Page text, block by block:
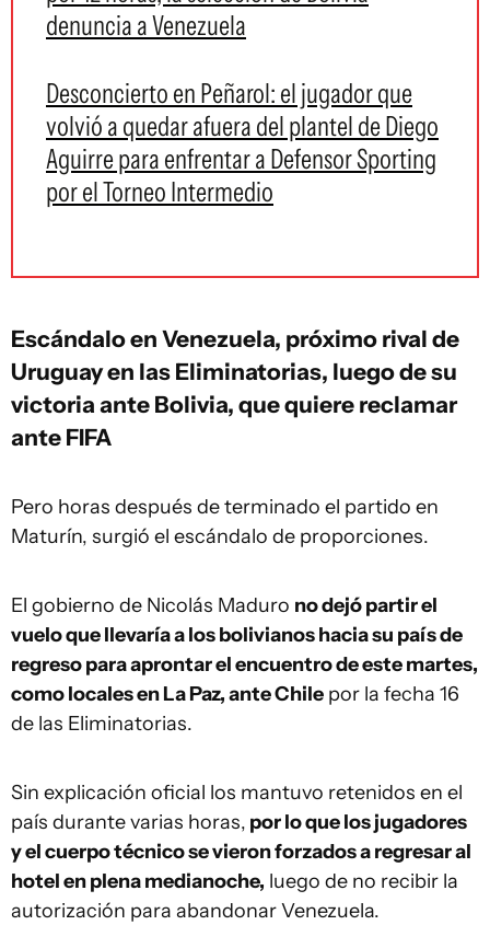
denuncia a Venezuela
Desconcierto en Peñarol: el jugador que
volvió a quedar afuera del plantel de Diego
Aguirre para enfrentar a Defensor Sporting
por el Torneo Intermedio
Escándalo en Venezuela, próximo rival de
Uruguay en las Eliminatorias, luego de su
victoria ante Bolivia, que quiere reclamar
ante FIFA
Pero horas después de terminado el partido en
Maturín, surgió el escándalo de proporciones.
El gobierno de Nicolás Maduro no dejó partir el
vuelo que llevaría a los bolivianos hacia su país de
regreso para aprontar el encuentro de este martes,
como locales en La Paz, ante Chile por la fecha 16
de las Eliminatorias.
Sin explicación oficial los mantuvo retenidos en el
país durante varias horas, por lo que los jugadores
y el cuerpo técnico se vieron forzados a regresar al
hotel en plena medianoche, luego de no recibir la
autorización para abandonar Venezuela.